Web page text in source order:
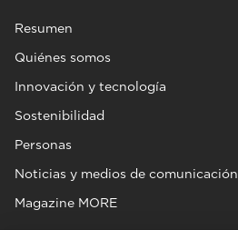
Resumen
Quiénes somos
Innovación y tecnología
Sostenibilidad
Personas
Noticias y medios de comunicación
Magazine MORE